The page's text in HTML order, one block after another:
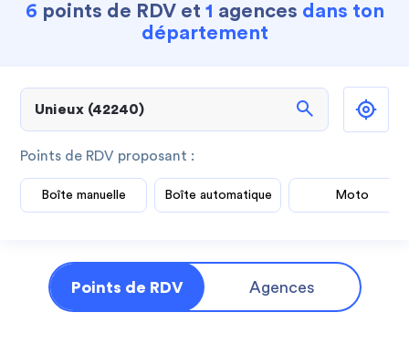
6 points de RDV et 1 agences dans ton
département
search
Points de RDV proposant :
Boîte manuelle Boîte automatique Moto
Points de RDV Agences